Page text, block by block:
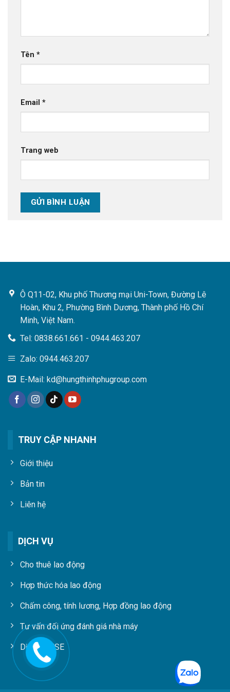
Tên *
Email *
Trang web
Ô Q11-02, Khu phố Thương mại Uni-Town, Đường Lê
Hoàn, Khu 2, Phường Bình Dương, Thành phố Hồ Chí
Minh, Việt Nam.
Tel: 0838.661.661 - 0944.463.207
Zalo: 0944.463.207
E-Mail: kd@hungthinhphugroup.com
TRUY CẬP NHANH
Giới thiệu
Bản tin
Liên hệ
DỊCH VỤ
Cho thuê lao động
Hợp thức hóa lao động
Chấm công, tính lương, Hợp đồng lao động
Tư vấn đối ứng đánh giá nhà máy
Dịch vụ HSE